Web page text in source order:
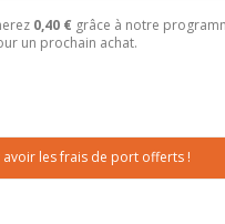
0,40 € grâce à notre
un prochain achat.
les frais de port offerts !